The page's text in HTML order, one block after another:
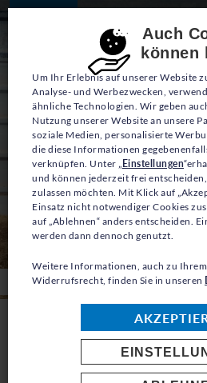
Consent-
Auch
können
Um Ihr Erlebnis auf unserer Website
Analyse- und Werbezwecken,
ähnliche Technologien. Wir geben
Nutzung unserer Website an unsere
soziale Medien, personalisierte
die diese Informationen
verknüpfen. Unter „ Einstellungen
und können jederzeit frei
zulassen möchten. Mit Klick auf
Einsatz nicht notwendiger Cookies
auf „Ablehnen“ anders entscheiden.
werden dann dennoch genutzt.
Weitere Informationen, auch zu
Widerrufsrecht, finden Sie in unseren
Ihre Spende
©
Wählen Sie einen